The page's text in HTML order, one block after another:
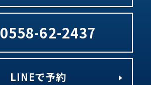
0558-62-2437
LINEで予約